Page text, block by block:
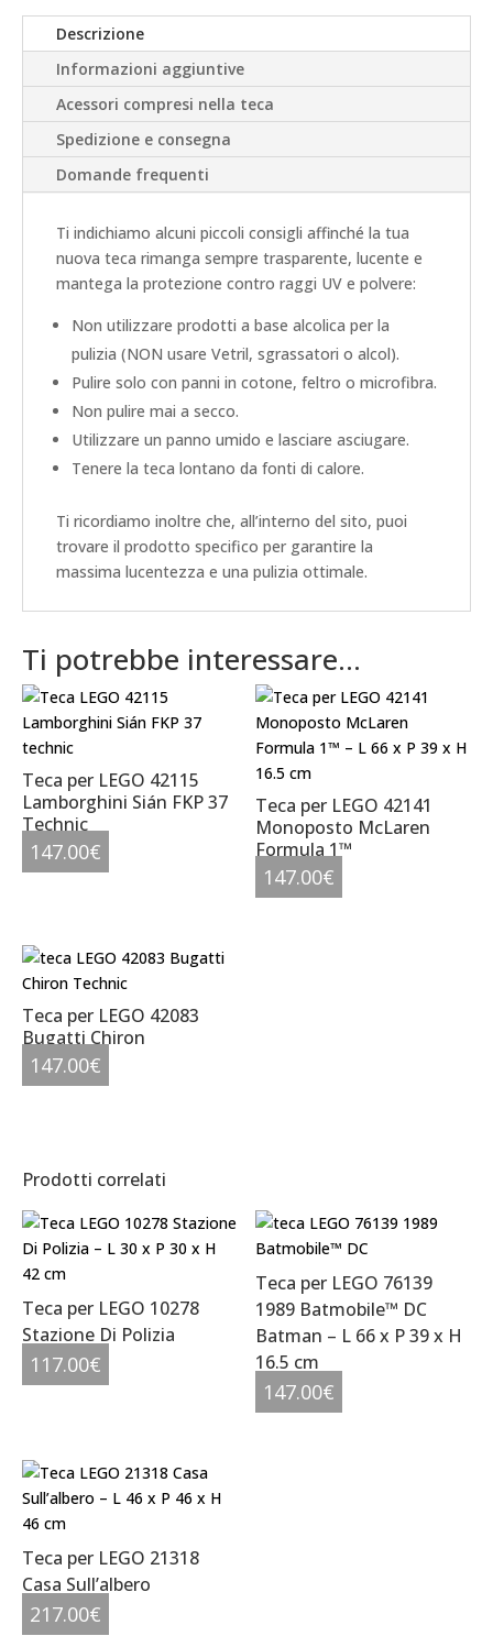
Descrizione
Informazioni aggiuntive
Acessori compresi nella teca
Spedizione e consegna
Domande frequenti
Ti indichiamo alcuni piccoli consigli affinché la tua
nuova teca rimanga sempre trasparente, lucente e
mantega la protezione contro raggi UV e polvere:
Non utilizzare prodotti a base alcolica per la
pulizia (NON usare Vetril, sgrassatori o alcol).
Pulire solo con panni in cotone, feltro o microfibra.
Non pulire mai a secco.
Utilizzare un panno umido e lasciare asciugare.
Tenere la teca lontano da fonti di calore.
Ti ricordiamo inoltre che, all’interno del sito, puoi
trovare il prodotto specifico per garantire la
massima lucentezza e una pulizia ottimale.
Ti potrebbe interessare…
Teca per LEGO 42115
Lamborghini Sián FKP 37
Technic
147.00€
Teca per LEGO 42141
Monoposto McLaren
Formula 1™
147.00€
Teca per LEGO 42083
Bugatti Chiron
147.00€
Prodotti correlati
Teca per LEGO 10278
Stazione Di Polizia
117.00€
Teca per LEGO 76139
1989 Batmobile™ DC
Batman – L 66 x P 39 x H
16.5 cm
147.00€
Teca per LEGO 21318
Casa Sull’albero
217.00€